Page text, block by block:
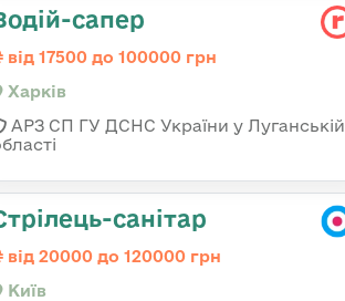
сапер
від 17500 до 100000 грн
Харків
АРЗ СП ГУ ДСНС України у Луганській
санітар
від 20000 до 120000 грн
Київ